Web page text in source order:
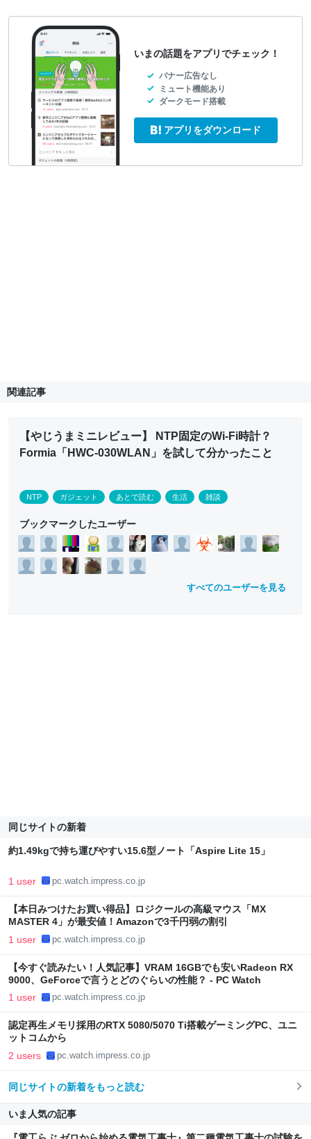
いまの話題をアプリでチェック！
バナー広告なし
ミュート機能あり
ダークモード搭載
アプリをダウンロード
関連記事
【やじうまミニレビュー】 NTP固定のWi-Fi時計？
Formia「HWC-030WLAN」を試して分かったこと
NTP ガジェット あとで読む 生活 雑談
ブックマークしたユーザー
すべてのユーザーを見る
同じサイトの新着
約1.49kgで持ち運びやすい15.6型ノート「Aspire Lite 15」
1 user pc.watch.impress.co.jp
【本日みつけたお買い得品】ロジクールの高級マウス「MX
MASTER 4」が最安値！Amazonで3千円弱の割引
1 user pc.watch.impress.co.jp
【今すぐ読みたい！人気記事】VRAM 16GBでも安いRadeon RX
9000、GeForceで言うとどのぐらいの性能？ - PC Watch
1 user pc.watch.impress.co.jp
認定再生メモリ採用のRTX 5080/5070 Ti搭載ゲーミングPC、ユニ
ットコムから
2 users pc.watch.impress.co.jp
同じサイトの新着をもっと読む
いま人気の記事